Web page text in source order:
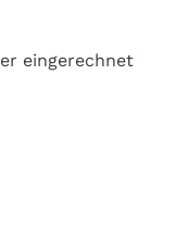
eingerechnet